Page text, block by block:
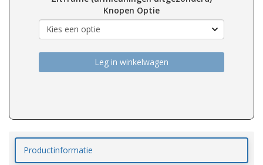
Knopen Optie
Leg in winkelwagen
Productinformatie